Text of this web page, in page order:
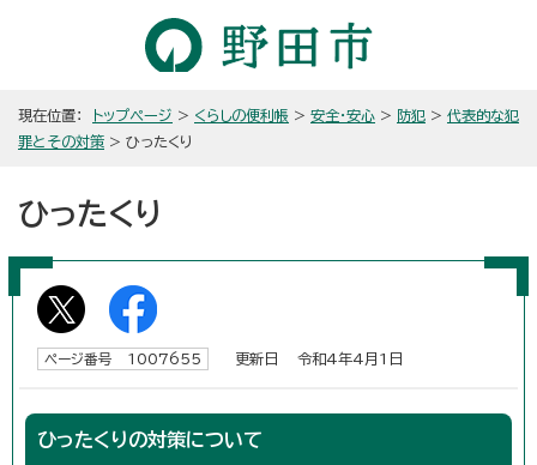
現在位置： トップページ > くらしの便利帳 > 安全・安心 > 防犯 > 代表的な犯
罪とその対策 > ひったくり
ひったくり
ページ番号 1007655 更新日 令和4年4月1日
ひったくりの対策について